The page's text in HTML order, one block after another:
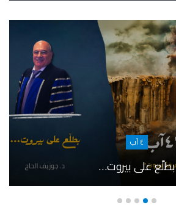
٤ آب
بطلّع على بيروت…